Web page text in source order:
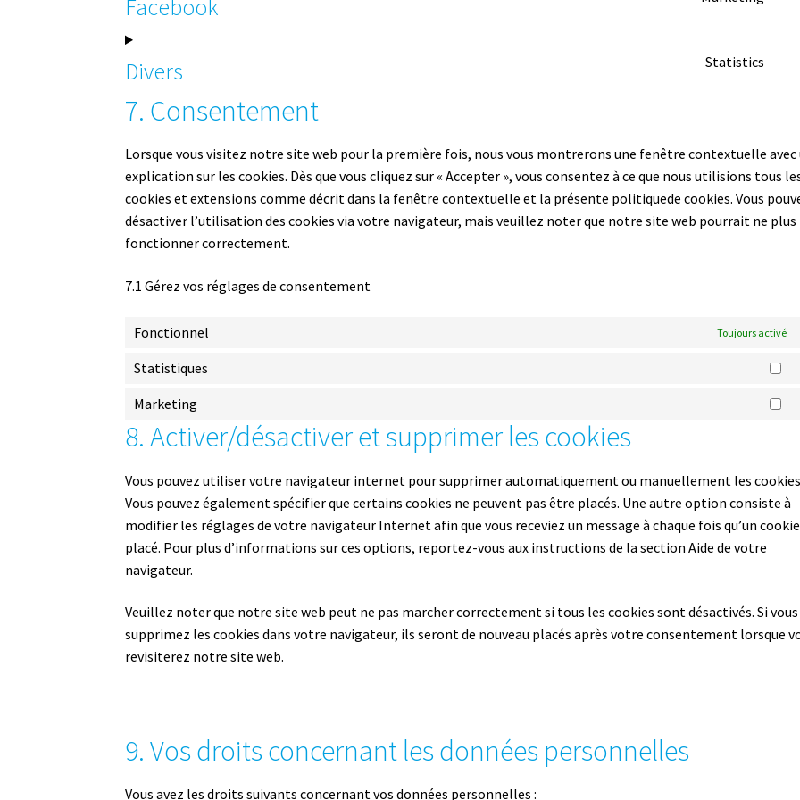
Facebook
Divers
Statistics
7. Consentement
Lorsque vous visitez notre site web pour la première fois, nous vous montrerons une fenêtre contextuelle avec
explication sur les cookies. Dès que vous cliquez sur « Accepter », vous consentez à ce que nous utilisions tous
cookies et extensions comme décrit dans la fenêtre contextuelle et la présente politiquede cookies. Vous
désactiver l’utilisation des cookies via votre navigateur, mais veuillez noter que notre site web pourrait ne plus
fonctionner correctement.
7.1 Gérez vos réglages de consentement
Fonctionnel Toujours activé
Statistiques
Marketing
8. Activer/désactiver et supprimer les cookies
Vous pouvez utiliser votre navigateur internet pour supprimer automatiquement ou manuellement les
Vous pouvez également spécifier que certains cookies ne peuvent pas être placés. Une autre option consiste à
modifier les réglages de votre navigateur Internet afin que vous receviez un message à chaque fois qu’un
placé. Pour plus d’informations sur ces options, reportez-vous aux instructions de la section Aide de votre
navigateur.
Veuillez noter que notre site web peut ne pas marcher correctement si tous les cookies sont désactivés. Si vous
supprimez les cookies dans votre navigateur, ils seront de nouveau placés après votre consentement lorsque
revisiterez notre site web.
9. Vos droits concernant les données personnelles
Vous avez les droits suivants concernant vos données personnelles :